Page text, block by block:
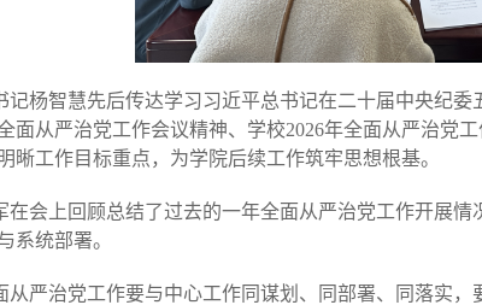
记杨智慧先后传达学习习近平总书记在二十届中央纪委
面从严治党工作会议精神、 学校2026年全面从严治党
晰工作目标重点，为学院后续工作筑牢思想根基。
在会上 回顾总结了过去的一年全面从严治党工作开展情
系统部署。
从严治党工作要与中心工作同谋划、同部署、同落实